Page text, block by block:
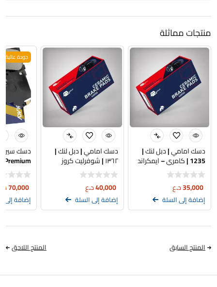
منتجات مماثلة
دسك امامي | دبل لنك |
1235 | كامري – ايمكراند
35,000د.ع
إضافة إلى السلة
دسك امامي | دبل لنك |
١٣٦٢ | شوفرليت كروز
40,000د.ع
إضافة إلى السلة
جودة عالية
– 2025
70,000
إضافة إلى
المنتج السابق المنتج اللاحق